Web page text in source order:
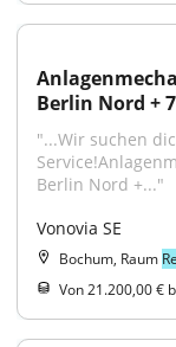
Berlin Nord +
"...Wir suchen
Berlin Nord +..."
Vonovia SE
Bochum, Raum
Von 21.200,00 €